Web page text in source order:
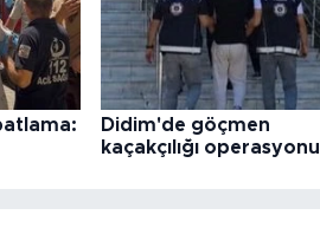
Didim'de göçmen
kaçakçılığı operasyonu